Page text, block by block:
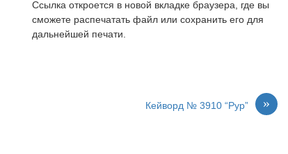
Ссылка откроется в новой вкладке браузера, где вы
сможете распечатать файл или сохранить его для
дальнейшей печати.
»
Кейворд № 3910 “Рур”